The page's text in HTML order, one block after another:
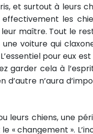
et surtout à leurs
les
maître. Tout le
voiture qui
pour eux
garder cela à
d’autre n’aura
leurs chiens, une
« changement ».